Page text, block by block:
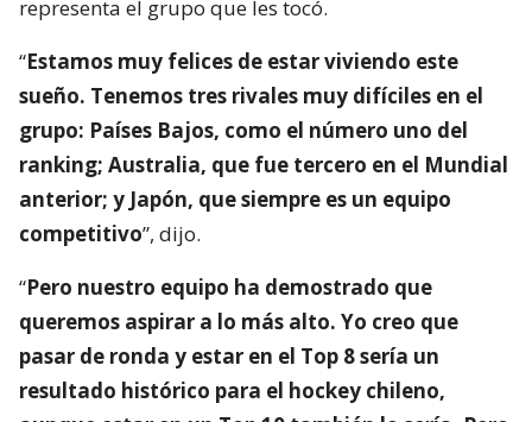
representa el grupo que les tocó.
“Estamos muy felices de estar viviendo este
sueño. Tenemos tres rivales muy difíciles en el
grupo: Países Bajos, como el número uno del
ranking; Australia, que fue tercero en el Mundial
anterior; y Japón, que siempre es un equipo
competitivo”, dijo.
“Pero nuestro equipo ha demostrado que
queremos aspirar a lo más alto. Yo creo que
pasar de ronda y estar en el Top 8 sería un
resultado histórico para el hockey chileno,